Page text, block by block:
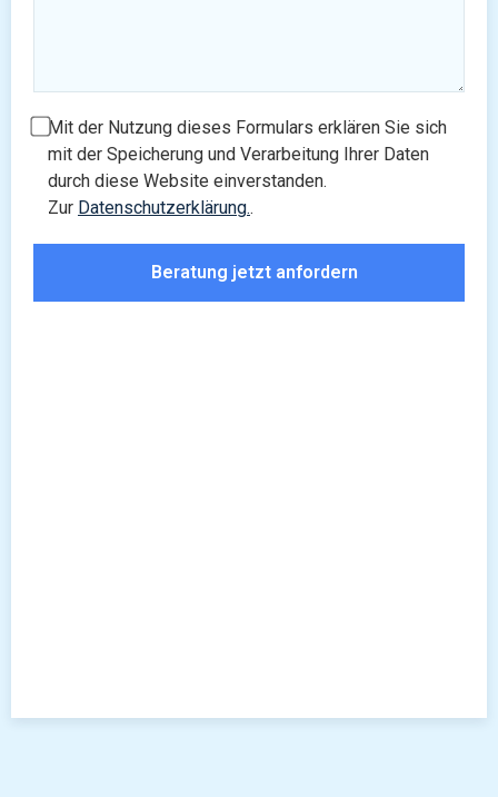
Mit der Nutzung dieses Formulars erklären Sie sich
mit der Speicherung und Verarbeitung Ihrer Daten
durch diese Website einverstanden.
Zur Datenschutzerklärung..
Beratung jetzt anfordern